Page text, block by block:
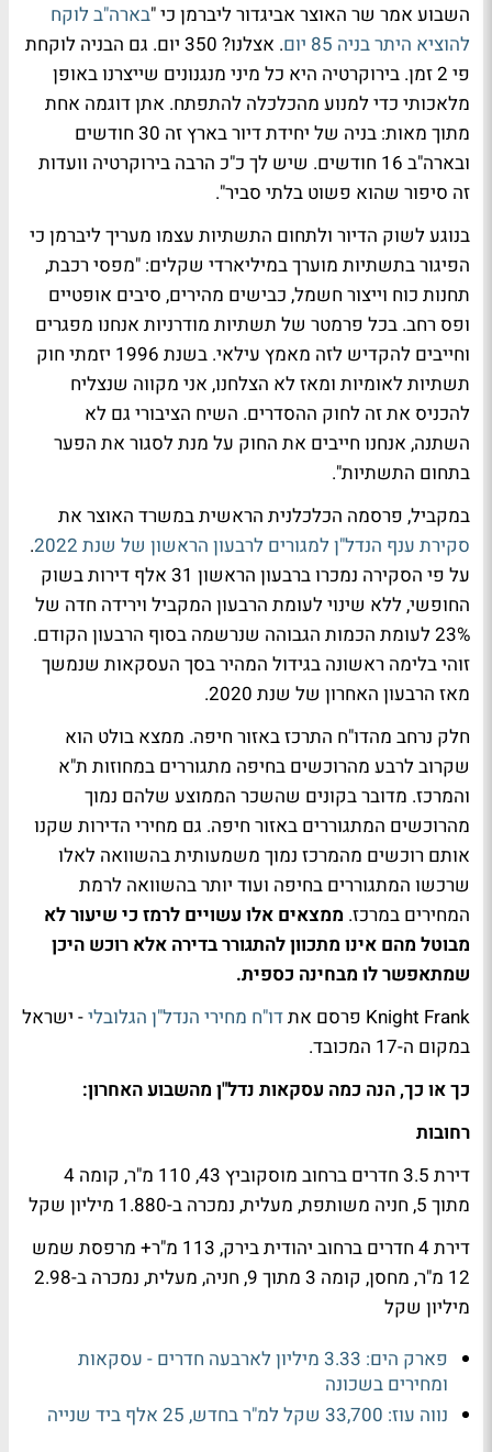
השבוע אמר שר האוצר אביגדור ליברמן כי "בארה"ב לוקח
להוציא היתר בניה 85 יום
. אצלנו? 350 יום. גם הבניה לוקחת
פי 2 זמן. בירוקרטיה היא כל מיני מנגנונים שייצרנו באופן
מלאכותי כדי למנוע מהכלכלה להתפתח. אתן דוגמה אחת
מתוך מאות: בניה של יחידת דיור בארץ זה 30 חודשים
ובארה"ב 16 חודשים. שיש לך כ"כ הרבה בירוקרטיה וועדות
זה סיפור שהוא פשוט בלתי סביר".
בנוגע לשוק הדיור ולתחום התשתיות עצמו מעריך ליברמן כי
הפיגור בתשתיות מוערך במיליארדי שקלים: "מפסי רכבת,
תחנות כוח וייצור חשמל, כבישים מהירים, סיבים אופטיים
ופס רחב. בכל פרמטר של תשתיות מודרניות אנחנו מפגרים
וחייבים להקדיש לזה מאמץ עילאי. בשנת 1996 יזמתי חוק
תשתיות לאומיות ומאז לא הצלחנו, אני מקווה שנצליח
להכניס את זה לחוק ההסדרים. השיח הציבורי גם לא
השתנה, אנחנו חייבים את החוק על מנת לסגור את הפער
בתחום התשתיות".
במקביל, פרסמה הכלכלנית הראשית במשרד האוצר את
סקירת ענף הנדל"ן למגורים לרבעון הראשון של שנת 2022
.
על פי הסקירה נמכרו ברבעון הראשון 31 אלף דירות בשוק
החופשי, ללא שינוי לעומת הרבעון המקביל וירידה חדה של
23% לעומת הכמות הגבוהה שנרשמה בסוף הרבעון הקודם.
זוהי בלימה ראשונה בגידול המהיר בסך העסקאות שנמשך
מאז הרבעון האחרון של שנת 2020.
חלק נרחב מהדו"ח התרכז באזור חיפה. ממצא בולט הוא
שקרוב לרבע מהרוכשים בחיפה מתגוררים במחוזות ת"א
והמרכז. מדובר בקונים שהשכר הממוצע שלהם נמוך
מהרוכשים המתגוררים באזור חיפה. גם מחירי הדירות שקנו
אותם רוכשים מהמרכז נמוך משמעותית בהשוואה לאלו
שרכשו המתגוררים בחיפה ועוד יותר בהשוואה לרמת
המחירים במרכז. ממצאים אלו עשויים לרמז כי שיעור לא
מבוטל מהם אינו מתכוון להתגורר בדירה אלא רוכש היכן
שמתאפשר לו מבחינה כספית.
Knight Frank פרסם את
דו"ח מחירי הנדל"ן הגלובלי- ישראל
במקום ה-17 המכובד.
כך או כך, הנה כמה עסקאות נדל"ן מהשבוע האחרון:
רחובות
דירת 3.5 חדרים ברחוב מוסקוביץ 43, 110 מ"ר, קומה 4
מתוך 5, חניה משותפת, מעלית, נמכרה ב-1.880 מיליון שקל
דירת 4 חדרים ברחוב יהודית בירק, 113 מ"ר+ מרפסת שמש
12 מ"ר, מחסן, קומה 3 מתוך 9, חניה, מעלית, נמכרה ב-2.98
מיליון שקל
פארק הים: 3.33 מיליון לארבעה חדרים - עסקאות
ומחירים בשכונה
נווה עוז: 33,700 שקל למ"ר בחדש, 25 אלף ביד שנייה